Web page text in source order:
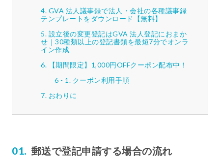
GVA 法人議事録で法人・会社の各種議事録
テンプレートをダウンロード【無料】
設立後の変更登記はGVA 法人登記におまか
せ｜30種類以上の登記書類を最短7分でオンラ
イン作成
【期間限定】1,000円OFFクーポン配布中！
クーポン利用手順
おわりに
郵送で登記申請する場合の流れ